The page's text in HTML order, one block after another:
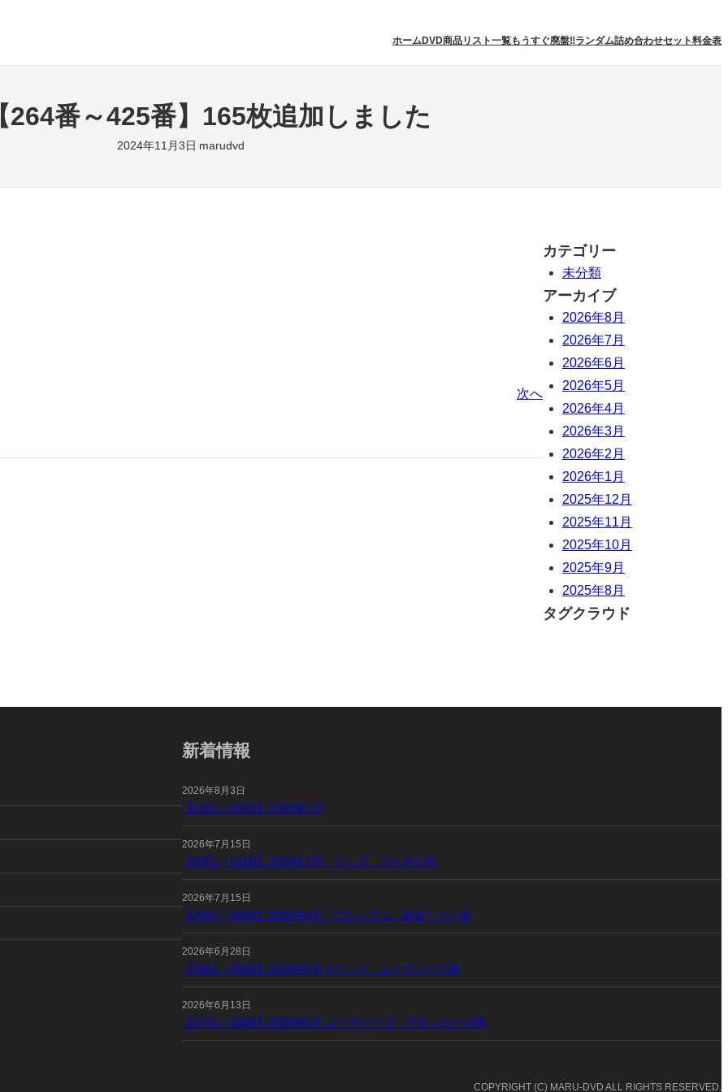
ホームDVD商品リスト一覧もうすぐ廃盤‼ランダム詰め合わせセット料金表
264番～425番】165枚追加しました
2024年11月3日 marudvd
次へ
カテゴリー
未分類
アーカイブ
2026年8月
2026年7月
2026年6月
2026年5月
2026年4月
2026年3月
2026年2月
2026年1月
2025年12月
2025年11月
2025年10月
2025年9月
2025年8月
タグクラウド
新着情報
2026年8月3日
【6101～6200】2026年7月
2026年7月15日
【6001～6100】2026年7月 ワンズ アイポケ他
2026年7月15日
【5901～6000】2026年6月 プレミアム 痴女ヘブン他
2026年6月28日
【5801～5900】2026年6月マドンナ ムーディーズ他
2026年6月13日
【5701～5800】2026年6月 ムーディーズ アタッカーズ他
COPYRIGHT (C) MARU-DVD ALL RIGHTS RESERVED.